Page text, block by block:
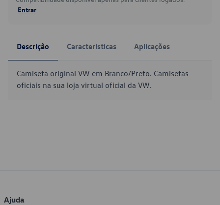
Entrar
Descrição Características Aplicações
Camiseta original VW em Branco/Preto. Camisetas
oficiais na sua loja virtual oficial da VW.
Ajuda